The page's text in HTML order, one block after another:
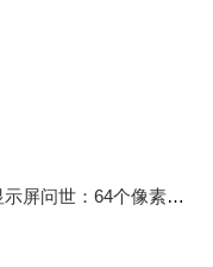
上一条：世界首个3D打印柔性OLED显示屏问世：64个像素可正常显示图像